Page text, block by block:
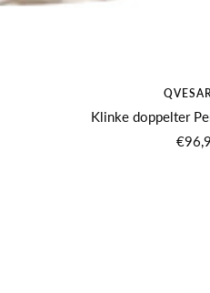
Klinke doppelter